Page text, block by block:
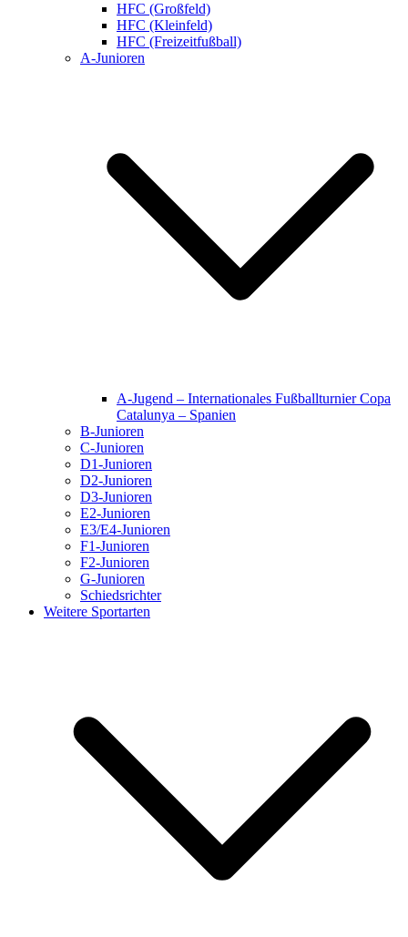
HFC (Großfeld)
HFC (Kleinfeld)
HFC (Freizeitfußball)
A-Junioren
A-Jugend – Internationales Fußballturnier Copa
Catalunya – Spanien
B-Junioren
C-Junioren
D1-Junioren
D2-Junioren
D3-Junioren
E2-Junioren
E3/E4-Junioren
F1-Junioren
F2-Junioren
G-Junioren
Schiedsrichter
Weitere Sportarten